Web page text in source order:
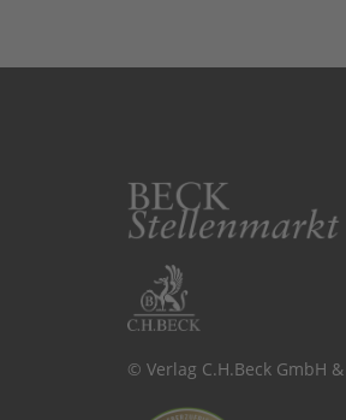
© Verlag C.H.Beck GmbH &